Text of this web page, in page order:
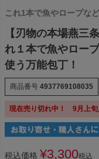
これ1本で魚やロープな
【刃物の本場燕
れ１本で魚やロー
使う万能包丁！
商品番号 4937769108035
現在売り切れ中！ 9月上旬
税込価格 ¥3,300税込